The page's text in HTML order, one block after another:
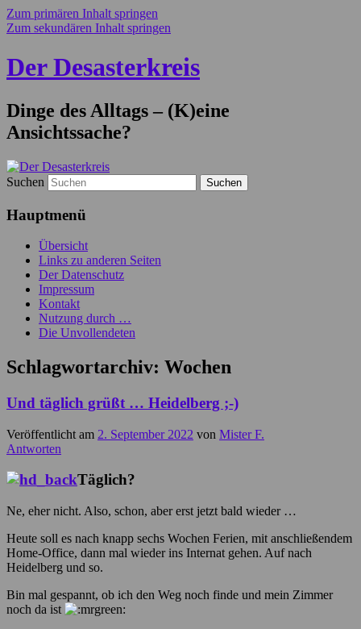
Zum primären Inhalt springen
Zum sekundären Inhalt springen
Der Desasterkreis
Dinge des Alltags – (K)eine
Ansichtssache?
Suchen
Hauptmenü
Übersicht
Links zu anderen Seiten
Der Datenschutz
Impressum
Kontakt
Nutzung durch …
Die Unvollendeten
Schlagwortarchiv: Wochen
Und täglich grüßt … Heidelberg ;-)
Veröffentlicht am 2. September 2022 von Mister F.
Antworten
Täglich?
Ne, eher nicht. Also, schon, aber erst jetzt bald wieder …
Heute soll es nach knapp sechs Wochen Ferien, mit anschließendem
Home-Office, dann mal wieder ins Internat gehen. Auf nach
Heidelberg und so.
Bin mal gespannt, ob ich den Weg noch finde und mein Zimmer
noch da ist